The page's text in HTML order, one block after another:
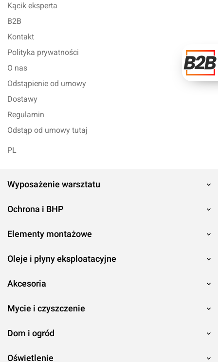
Kącik eksperta
B2B
Kontakt
Polityka prywatności
O nas
Odstąpienie od umowy
Dostawy
Regulamin
Odstąp od umowy tutaj
PL
Wyposażenie warsztatu
Ochrona i BHP
Elementy montażowe
Oleje i płyny eksploatacyjne
Akcesoria
Mycie i czyszczenie
Dom i ogród
Oświetlenie